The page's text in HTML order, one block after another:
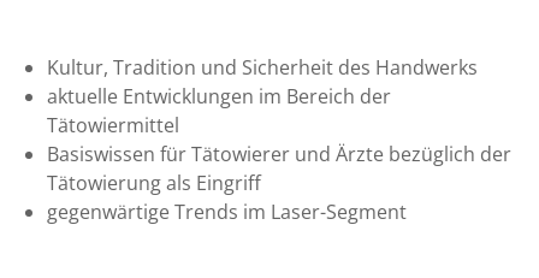
Kultur, Tradition und Sicherheit des Handwerks
aktuelle Entwicklungen im Bereich der
Tätowiermittel
Basiswissen für Tätowierer und Ärzte bezüglich der
Tätowierung als Eingriff
gegenwärtige Trends im Laser-Segment